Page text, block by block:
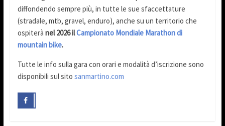
diffondendo sempre più, in tutte le sue sfaccettature
(stradale, mtb, gravel, enduro), anche su un territorio che
ospiterà nel 2026 ilCampionato Mondiale Marathon di
mountain bike.
Tutte le info sulla gara con orari e modalità d’iscrizione sono
disponibili sul sito sanmartino.com